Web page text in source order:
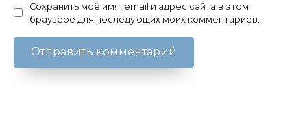
Сохранить моё имя, email и адрес сайта в этом
браузере для последующих моих комментариев.